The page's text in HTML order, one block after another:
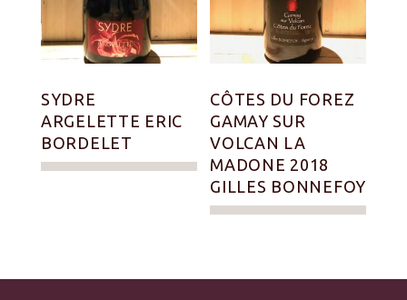
SYDRE
ARGELETTE ERIC
BORDELET
CÔTES DU FOREZ
GAMAY SUR
VOLCAN LA
MADONE 2018
GILLES BONNEFOY